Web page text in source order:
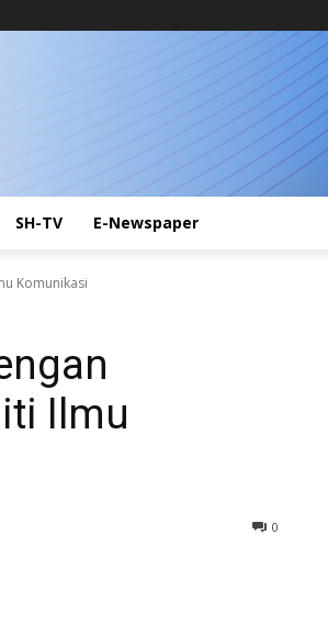
SH-TV E-Newspaper
Komunikasi
Ilmu
0